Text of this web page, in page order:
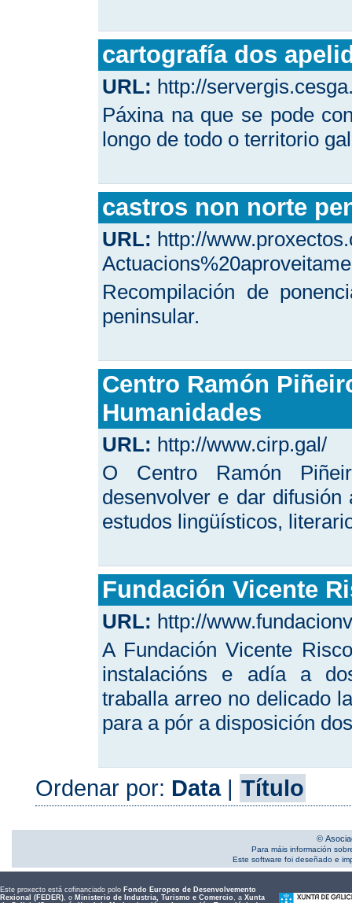
cartografía dos
URL: http://
Páxina na que se pode
longo de todo o territorio
castros non norte
URL: http://
Recompilación de
peninsular.
Centro Ramón
Humanidades
URL: http://www.cirp.gal/
O Centro Ramón
desenvolver e dar
estudos lin­güísticos,
Fundación Vicente
URL: http://
A Fundación Vicente
instalacións e adía a
traballa arreo no delicado
para a pór a disposición
Ordenar por: Data| Título
©
Para máis información
Este software foi deseñado e
Este proxecto está cofinanciado polo Fondo Europeo de Desenvolvemento
Rexional (FEDER), o Ministerio de Industria, Turismo e Comercio, a Xunta